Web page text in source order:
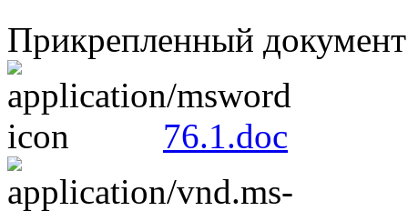
Прикрепленный
76.1.doc